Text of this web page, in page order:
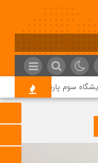
سوم پارس جنوبی کلید